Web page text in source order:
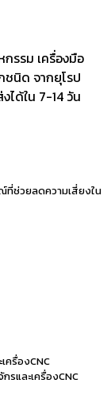
รรม เครื่องมือ
ชนิด จากยุโรป
ได้ใน 7-14 วัน
ที่ช่วยลดความเสี่ยงใน
ครื่องCNC
และเครื่องCNC